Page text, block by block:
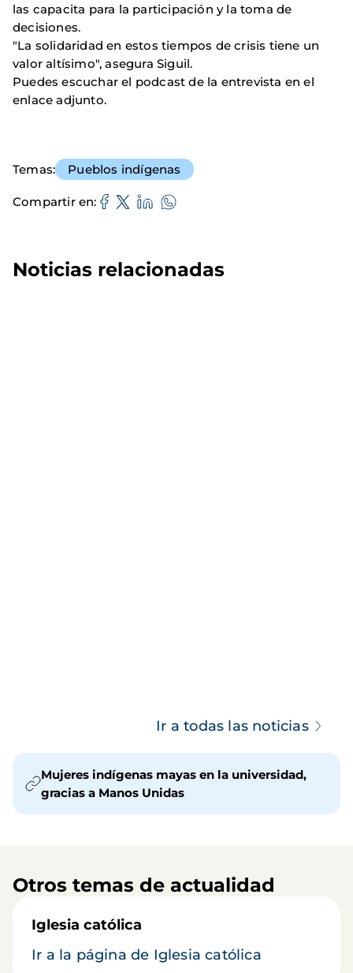
las capacita para la participación y la toma de
decisiones.
"La solidaridad en estos tiempos de crisis tiene un
valor altísimo", asegura Siguil.
Puedes escuchar el podcast de la entrevista en el
enlace adjunto.
Temas Pueblos indígenas
Compartir en
Noticias relacionadas
Ir a todas las noticias
Mujeres indígenas mayas en la universidad,
gracias a Manos Unidas
Otros temas de actualidad
Iglesia católica
Ir a la página de Iglesia católica